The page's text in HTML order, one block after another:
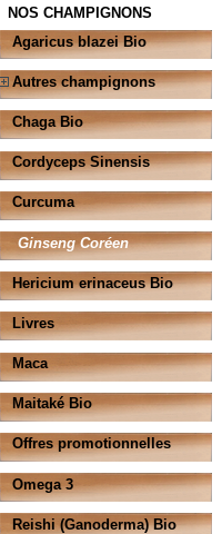
NOS CHAMPIGNONS
Agaricus blazei Bio
Autres champignons
Chaga Bio
Cordyceps Sinensis
Curcuma
Ginseng Coréen
Hericium erinaceus Bio
Livres
Maca
Maitaké Bio
Offres promotionnelles
Omega 3
Reishi (Ganoderma) Bio